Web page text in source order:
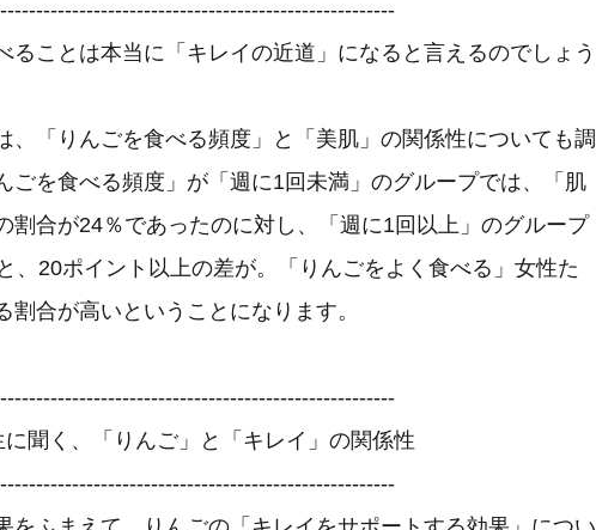
ることは本当に「キレイの近道」になると言えるのでしょう
、「りんごを食べる頻度」と「美肌」の関係性についても調
ごを食べる頻度」が「週に1回未満」のグループでは、「肌
割合が24％であったのに対し、「週に1回以上」のグループ
、20ポイント以上の差が。「りんごをよく食べる」女性た
合が高いということになります。
聞く、「りんご」と「キレイ」の関係性